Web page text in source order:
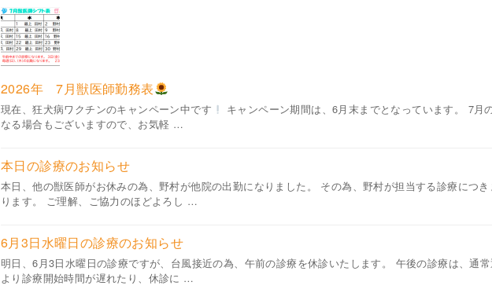
2026年 7月獣医師勤務表
現在、狂犬病ワクチンのキャンペーン中です
キャンペーン期間は、6月末までとなっています。 7月
なる場合もございますので、お気軽 …
本日の診療のお知らせ
本日、他の獣医師がお休みの為、野村が他院の出勤になりました。 その為、野村が担当する診療につ
ります。 ご理解、ご協力のほどよろし …
6月3日水曜日の診療のお知らせ
明日、6月3日水曜日の診療ですが、台風接近の為、午前の診療を休診いたします。 午後の診療は、通
より診療開始時間が遅れたり、休診に …